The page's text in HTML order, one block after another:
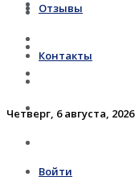
Отзывы
Контакты
Четверг, 6 августа, 2026
Войти